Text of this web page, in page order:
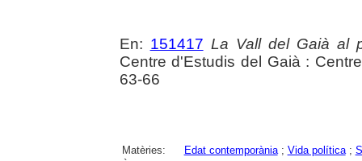
En: 151417 La Vall del Gaià al
Centre d'Estudis del Gaià :
63-66
Matèries: Edat contemporània; Vida política;